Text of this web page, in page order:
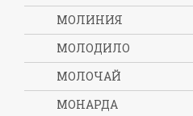
МОЛИНИЯ
МОЛОДИЛО
МОЛОЧАЙ
МОНАРДА